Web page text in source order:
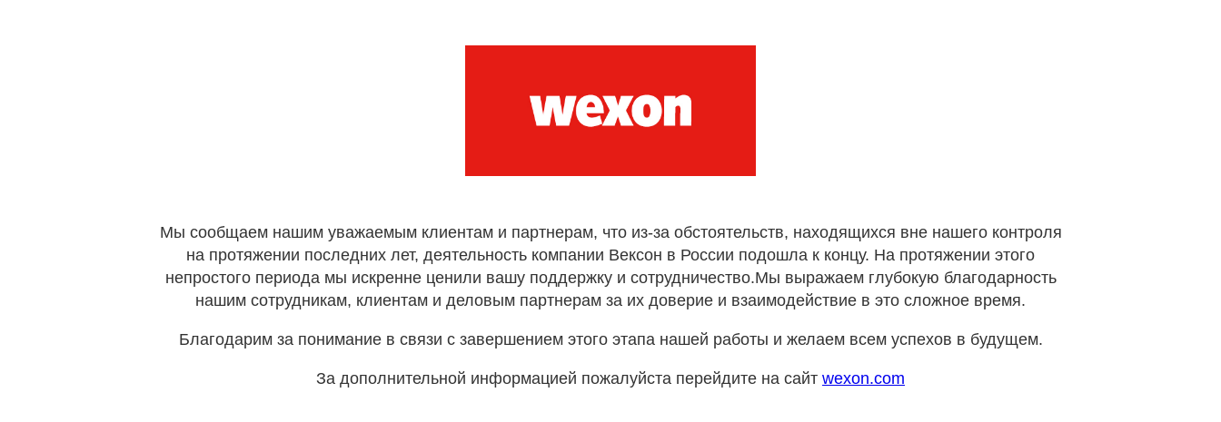
Мы сообщаем нашим уважаемым клиентам и партнерам, что из-за обстоятельств, находящихся вне нашего контроля
на протяжении последних лет, деятельность компании Вексон в России подошла к концу. На протяжении этого
непростого периода мы искренне ценили вашу поддержку и сотрудничество.Мы выражаем глубокую благодарность
нашим сотрудникам, клиентам и деловым партнерам за их доверие и взаимодействие в это сложное время.
Благодарим за понимание в связи с завершением этого этапа нашей работы и желаем всем успехов в будущем.
За дополнительной информацией пожалуйста перейдите на сайт wexon.com